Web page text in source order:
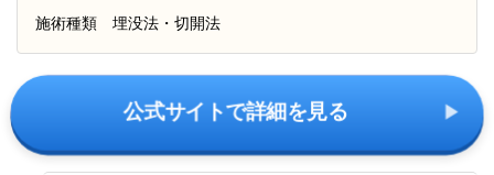
施術種類 埋没法・切開法
公式サイトで詳細を見る